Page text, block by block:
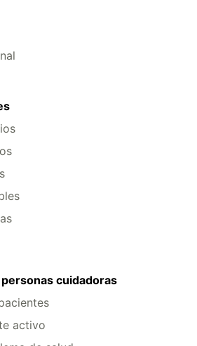
cuidadoras
activo